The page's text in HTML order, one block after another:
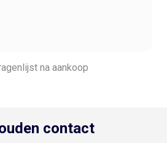
na aankoop
contact